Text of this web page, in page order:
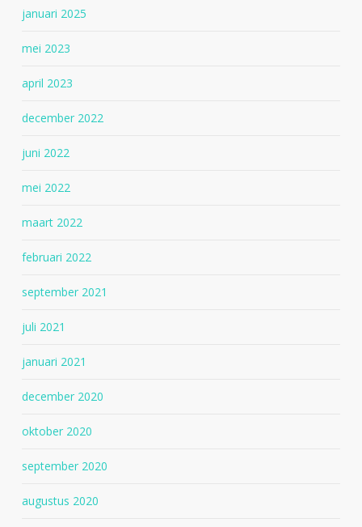
januari 2025
mei 2023
april 2023
december 2022
juni 2022
mei 2022
maart 2022
februari 2022
september 2021
juli 2021
januari 2021
december 2020
oktober 2020
september 2020
augustus 2020